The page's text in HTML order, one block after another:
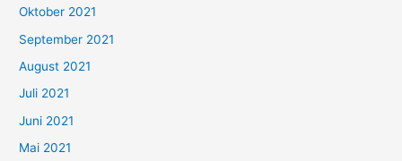
n
n
a
c
h
Oktober 2021
September 2021
August 2021
Juli 2021
Juni 2021
Mai 2021